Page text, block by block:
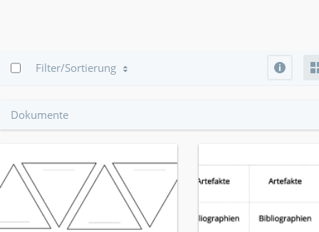
Filter/Sortierung
Dokumente